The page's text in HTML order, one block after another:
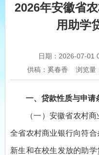
2026年安徽省
用助学
日期：2026-07-01
供稿：奚春香
浏览量
一、贷款性质与申请
（一）安徽省农村
全省农村商业银行向符
新生和在校生发放的助